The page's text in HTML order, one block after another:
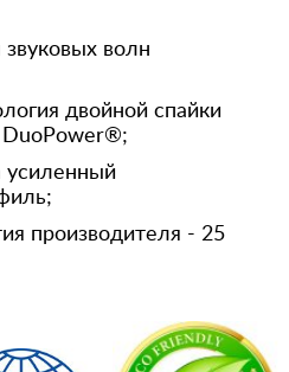
звуковых волн
двойной спайки
DuoPower®;
усиленный
производителя - 25